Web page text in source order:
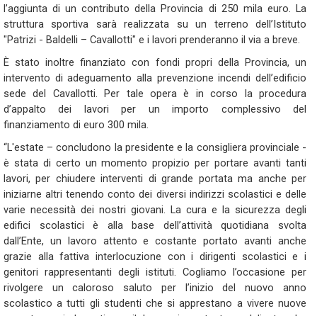
l’aggiunta di un contributo della Provincia di 250 mila euro. La
struttura sportiva sarà realizzata su un terreno dell’Istituto
"Patrizi - Baldelli – Cavallotti" e i lavori prenderanno il via a breve.
È stato inoltre finanziato con fondi propri della Provincia, un
intervento di adeguamento alla prevenzione incendi dell’edificio
sede del Cavallotti. Per tale opera è in corso la procedura
d’appalto dei lavori per un importo complessivo del
finanziamento di euro 300 mila.
“L'estate – concludono la presidente e la consigliera provinciale -
è stata di certo un momento propizio per portare avanti tanti
lavori, per chiudere interventi di grande portata ma anche per
iniziarne altri tenendo conto dei diversi indirizzi scolastici e delle
varie necessità dei nostri giovani. La cura e la sicurezza degli
edifici scolastici è alla base dell’attività quotidiana svolta
dall’Ente, un lavoro attento e costante portato avanti anche
grazie alla fattiva interlocuzione con i dirigenti scolastici e i
genitori rappresentanti degli istituti. Cogliamo l’occasione per
rivolgere uncaloroso saluto per l’inizio del nuovo anno
scolastico a tutti gli studenti che si apprestano a vivere nuove